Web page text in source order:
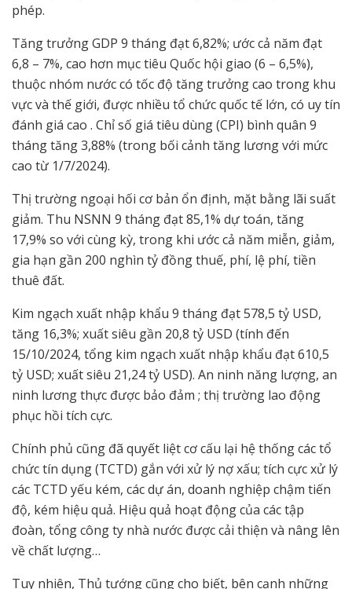
phép.
Tăng trưởng GDP 9 tháng đạt 6,82%; ước cả năm đạt
6,8 – 7%, cao hơn mục tiêu Quốc hội giao (6 – 6,5%),
thuộc nhóm nước có tốc độ tăng trưởng cao trong khu
vực và thế giới, được nhiều tổ chức quốc tế lớn, có uy tín
đánh giá cao . Chỉ số giá tiêu dùng (CPI) bình quân 9
tháng tăng 3,88% (trong bối cảnh tăng lương với mức
cao từ 1/7/2024).
Thị trường ngoại hối cơ bản ổn định, mặt bằng lãi suất
giảm. Thu NSNN 9 tháng đạt 85,1% dự toán, tăng
17,9% so với cùng kỳ, trong khi ước cả năm miễn, giảm,
gia hạn gần 200 nghìn tỷ đồng thuế, phí, lệ phí, tiền
thuê đất.
Kim ngạch xuất nhập khẩu 9 tháng đạt 578,5 tỷ USD,
tăng 16,3%; xuất siêu gần 20,8 tỷ USD (tính đến
15/10/2024, tổng kim ngạch xuất nhập khẩu đạt 610,5
tỷ USD; xuất siêu 21,24 tỷ USD). An ninh năng lượng, an
ninh lương thực được bảo đảm ; thị trường lao động
phục hồi tích cực.
Chính phủ cũng đã quyết liệt cơ cấu lại hệ thống các tổ
chức tín dụng (TCTD) gắn với xử lý nợ xấu; tích cực xử lý
các TCTD yếu kém, các dự án, doanh nghiệp chậm tiến
độ, kém hiệu quả. Hiệu quả hoạt động của các tập
đoàn, tổng công ty nhà nước được cải thiện và nâng lên
về chất lượng…
Tuy nhiên, Thủ tướng cũng cho biết, bên cạnh những